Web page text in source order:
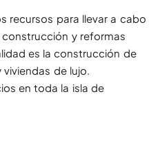
recursos para llevar a cabo
y reformas
es la construcción de
de lujo.
en toda la isla de